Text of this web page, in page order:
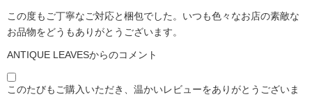
この度もご丁寧なご対応と梱包でした。いつも色々なお店の素敵な
お品物をどうもありがとうございます。
ANTIQUE LEAVESからのコメント
このたびもご購入いただき、温かいレビューをありがとうございま